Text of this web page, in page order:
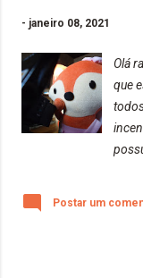
- janeiro 08, 2021
Olá
que
Postar um